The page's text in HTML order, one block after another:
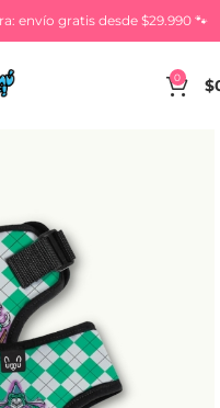
envío gratis desde $29.990 🐾
0 $